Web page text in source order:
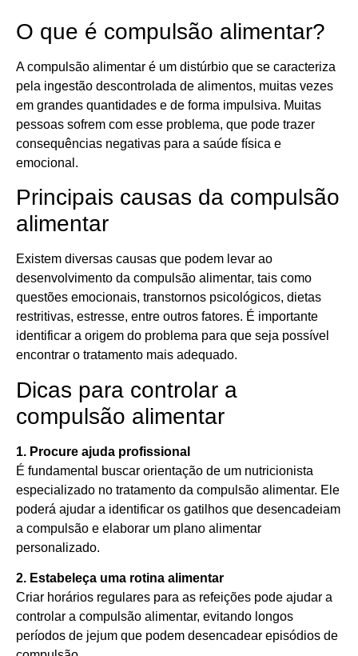
O que é compulsão alimentar?
A compulsão alimentar é um distúrbio que se caracteriza
pela ingestão descontrolada de alimentos, muitas vezes
em grandes quantidades e de forma impulsiva. Muitas
pessoas sofrem com esse problema, que pode trazer
consequências negativas para a saúde física e
emocional.
Principais causas da compulsão
alimentar
Existem diversas causas que podem levar ao
desenvolvimento da compulsão alimentar, tais como
questões emocionais, transtornos psicológicos, dietas
restritivas, estresse, entre outros fatores. É importante
identificar a origem do problema para que seja possível
encontrar o tratamento mais adequado.
Dicas para controlar a
compulsão alimentar
1. Procure ajuda profissional
É fundamental buscar orientação de um nutricionista
especializado no tratamento da compulsão alimentar. Ele
poderá ajudar a identificar os gatilhos que desencadeiam
a compulsão e elaborar um plano alimentar
personalizado.
2. Estabeleça uma rotina alimentar
Criar horários regulares para as refeições pode ajudar a
controlar a compulsão alimentar, evitando longos
períodos de jejum que podem desencadear episódios de